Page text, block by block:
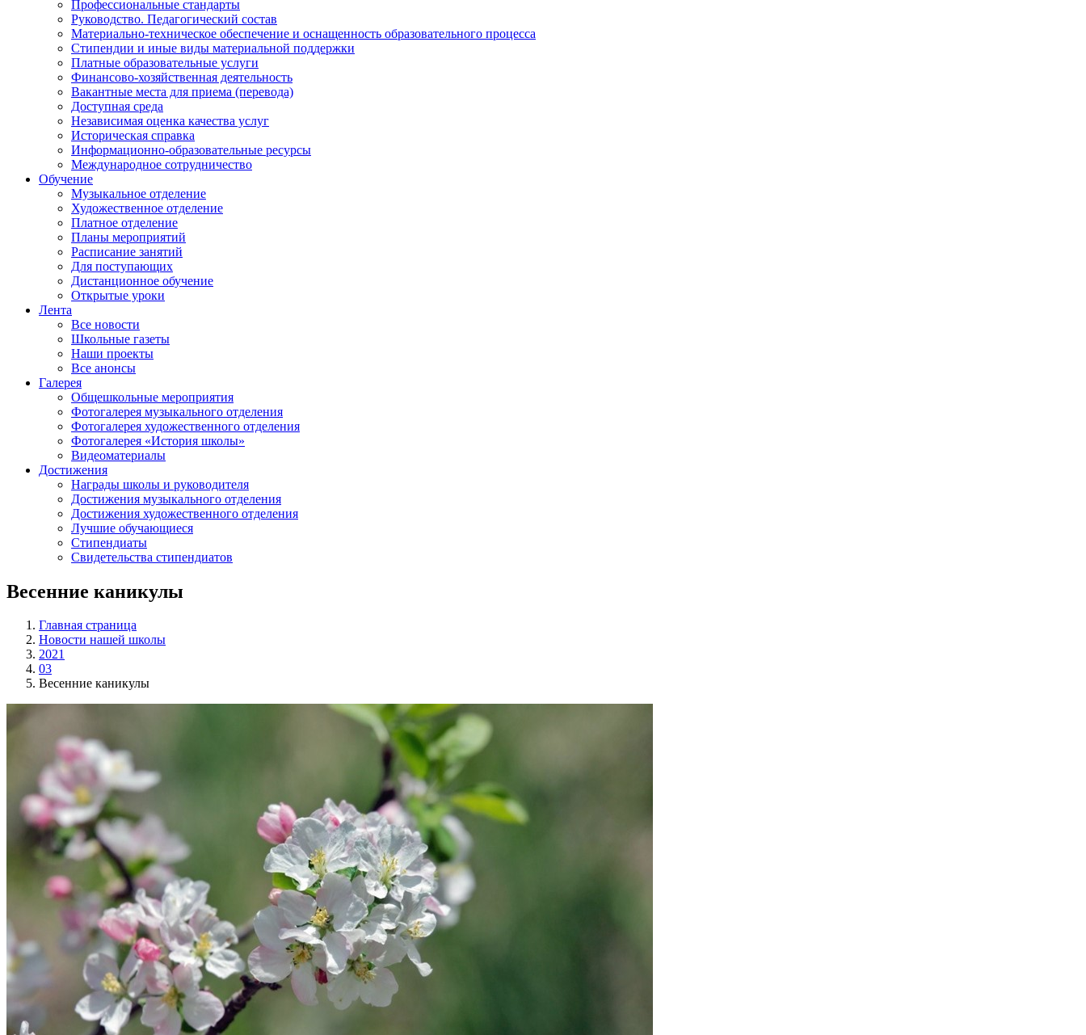
Профессиональные стандарты
Руководство. Педагогический состав
Материально-техническое обеспечение и оснащенность образовательного процесса
Стипендии и иные виды материальной поддержки
Платные образовательные услуги
Финансово-хозяйственная деятельность
Вакантные места для приема (перевода)
Доступная среда
Независимая оценка качества услуг
Историческая справка
Информационно-образовательные ресурсы
Международное сотрудничество
Обучение
Музыкальное отделение
Художественное отделение
Платное отделение
Планы мероприятий
Расписание занятий
Для поступающих
Дистанционное обучение
Открытые уроки
Лента
Все новости
Школьные газеты
Наши проекты
Все анонсы
Галерея
Общешкольные мероприятия
Фотогалерея музыкального отделения
Фотогалерея художественного отделения
Фотогалерея «История школы»
Видеоматериалы
Достижения
Награды школы и руководителя
Достижения музыкального отделения
Достижения художественного отделения
Лучшие обучающиеся
Стипендиаты
Свидетельства стипендиатов
Весенние каникулы
Главная страница
Новости нашей школы
2021
03
Весенние каникулы